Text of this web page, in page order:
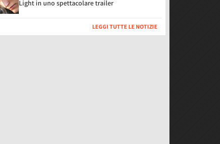
Light in uno spettacolare trailer
LEGGI TUTTE LE NOTIZIE